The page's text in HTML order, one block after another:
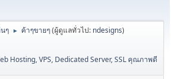
ๆ ► ค้าๆขายๆ(ผู้ดูแลทั่วไป: ndesigns)
Hosting, VPS, Dedicated Server, SSL คุณภาพดี